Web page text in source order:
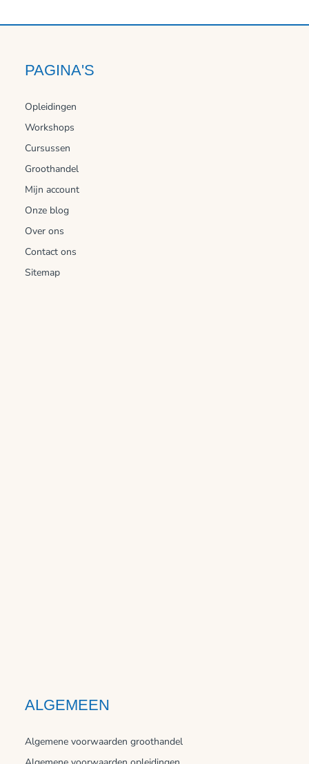
PAGINA'S
Opleidingen
Workshops
Cursussen
Groothandel
Mijn account
Onze blog
Over ons
Contact ons
Sitemap
ALGEMEEN
Algemene voorwaarden groothandel